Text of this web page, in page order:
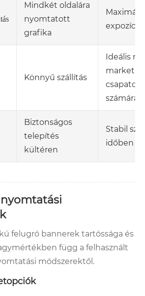
Mindkét oldalára
nyomtatott
grafika
Maximális
expozíció
Könnyű szállítás
Ideális
csapatok
számára
Biztonságos
telepítés
kültéren
Stabil
időben
felugró bannerek tartóssága és
függ a felhasznált
módszerektől.